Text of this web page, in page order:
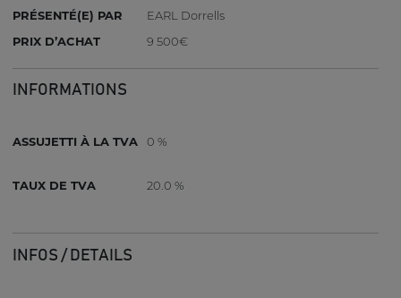
PRÉSENTÉ(E) PAR
EARL Dorrells
PRIX D’ACHAT
9 500€
INFORMATIONS
ASSUJETTI À LA TVA 0 %
TAUX DE TVA 20.0 %
INFOS / DETAILS